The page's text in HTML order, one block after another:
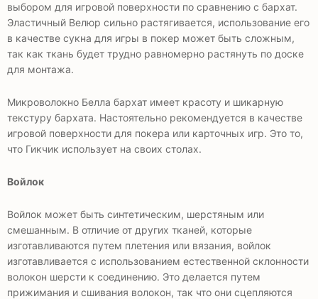
выбором для игровой поверхности по сравнению с бархат.
Эластичный Велюр сильно растягивается, использование его
в качестве сукна для игры в покер может быть сложным,
так как ткань будет трудно равномерно растянуть по доске
для монтажа.
Микроволокно Белла бархат имеет красоту и шикарную
текстуру бархата. Настоятельно рекомендуется в качестве
игровой поверхности для покера или карточных игр. Это то,
что Гикчик использует на своих столах.
Войлок
Войлок может быть синтетическим, шерстяным или
смешанным. В отличие от других тканей, которые
изготавливаются путем плетения или вязания, войлок
изготавливается с использованием естественной склонности
волокон шерсти к соединению. Это делается путем
прижимания и сшивания волокон, так что они сцепляются